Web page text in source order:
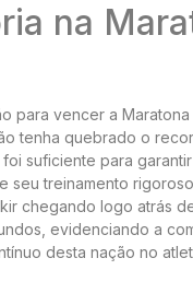
na
para vencer a
tenha quebrado o
suficiente para
seu treinamento
chegando logo atrás
evidenciando a
desta nação no